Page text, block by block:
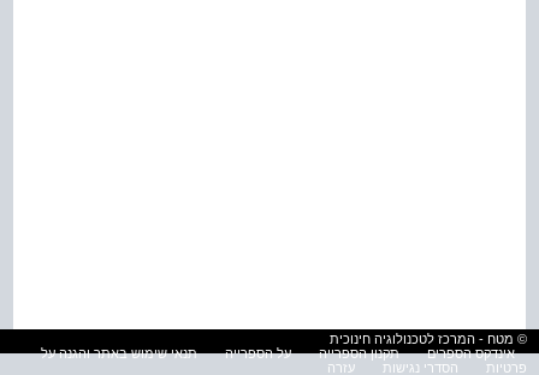
© מטח - המרכז לטכנולוגיה חינוכית
אינדקס הספרים
תקנון הספרייה על הספרייה
תנאי שימוש באתר והגנה על
פרטיות
הסדרי נגישות עזרה